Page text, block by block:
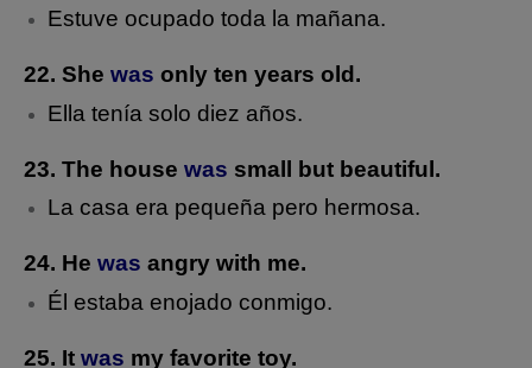
Estuve ocupado toda la mañana.
22. She was only ten years old.
Ella tenía solo diez años.
23. The house was small but beautiful.
La casa era pequeña pero hermosa.
24. He was angry with me.
Él estaba enojado conmigo.
25. It was my favorite toy.